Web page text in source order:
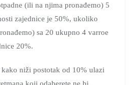
(ili na njima pronađemo) 5
zajednice je 50%, ukoliko
sa 20 ukupno 4 varroe
20%.
niži postotak od 10% ulazi
koji odaberete ne bi